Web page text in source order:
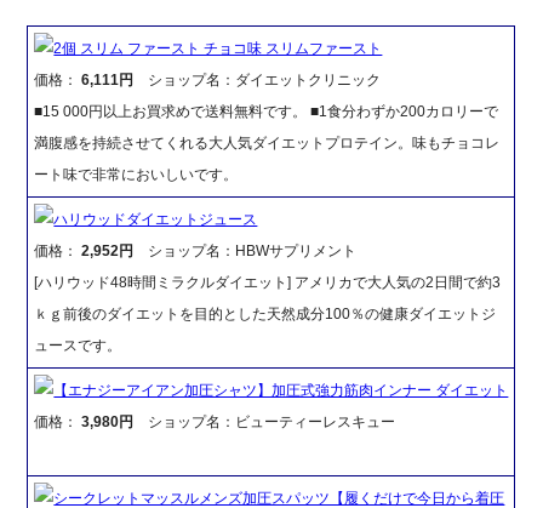
2個 スリム ファースト チョコ味 スリムファースト
価格：6,111円
ショップ名：ダイエットクリニック
■15 000円以上お買求めで送料無料です。 ■1食分わずか200カロリーで
満腹感を持続させてくれる大人気ダイエットプロテイン。味もチョコレ
ート味で非常においしいです。
ハリウッドダイエットジュース
価格：2,952円
ショップ名：HBWサプリメント
[ハリウッド48時間ミラクルダイエット] アメリカで大人気の2日間で約3
ｋｇ前後のダイエットを目的とした天然成分100％の健康ダイエットジ
ュースです。
【エナジーアイアン加圧シャツ】加圧式強力筋肉インナー ダイエット
価格：3,980円 ショップ名：ビューティーレスキュー
シークレットマッスルメンズ加圧スパッツ【履くだけで今日から着圧